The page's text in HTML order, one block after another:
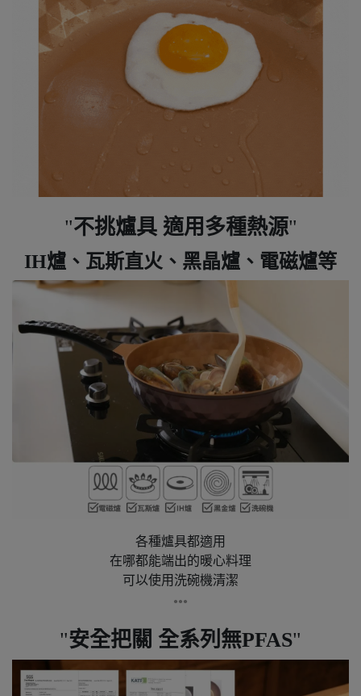
不挑爐具 適用多種熱源
IH爐、瓦斯直火、黑晶爐、電磁爐等
各種爐具都適用
在哪都能端出的暖心料理
可以使用洗碗機清潔
●●●
安全把關 全系列無PFAS